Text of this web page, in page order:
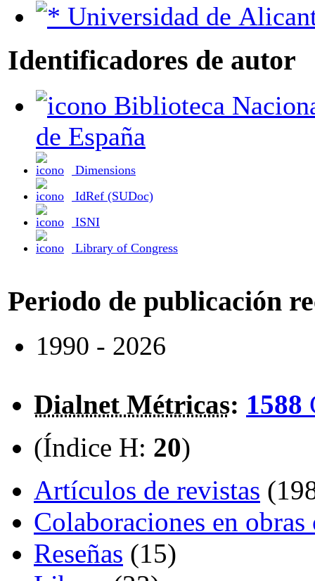
Universidad de
Identificadores de autor
de España
Dimensions
IdRef (SUDoc)
ISNI
Library of Congress
Periodo de publicación
1990 - 2026
Dialnet Métricas: 1588
(Índice H: 20)
Artículos de revistas
Colaboraciones en
Reseñas (15)